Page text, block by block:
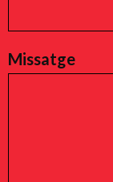
Missatge